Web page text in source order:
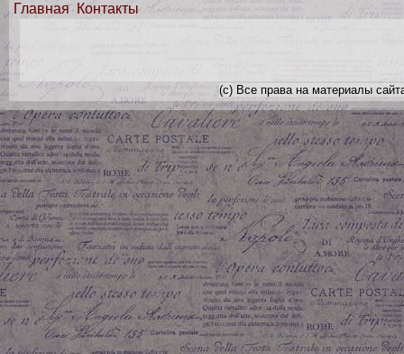
Главная Контакты
(с) Все права на материалы